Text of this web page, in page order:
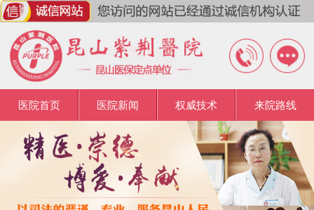
医院首页 医院新闻 权威技术 来院路线